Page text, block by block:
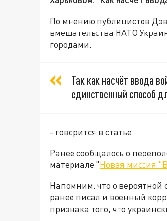
По мнению публицистов
вмешательства НАТО
городами.
Так как насчёт ввода
единственный способ
- говорится в статье.
Ранее сообщалось о
материале "Новая миссия
Напомним, что о вероятной
ранее писал и военный
признака того, что